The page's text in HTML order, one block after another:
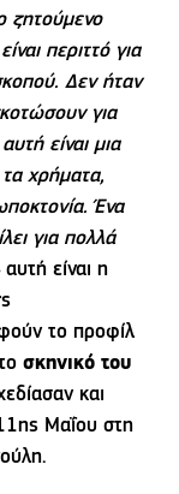
ζητούμενο
περιττό για
Δεν ήταν
για
είναι μια
χρήματα,
Ένα
για πολλά
αυτή είναι η
το προφίλ
σκηνικό του
και
Μαΐου στη